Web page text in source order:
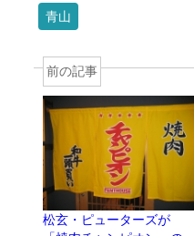
青山
前の記事
松玄・ピューターズが